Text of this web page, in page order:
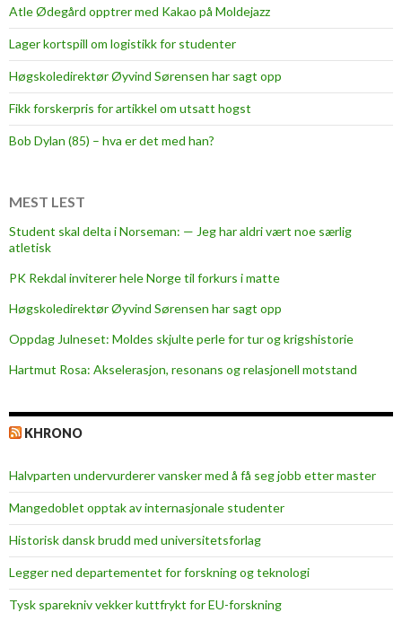
o
f
X
Atle Ødegård opptrer med Kakao på Moldejazz
Lager kortspill om logistikk for studenter
Høgskoledirektør Øyvind Sørensen har sagt opp
Fikk forskerpris for artikkel om utsatt hogst
Bob Dylan (85) – hva er det med han?
MEST LEST
Student skal delta i Norseman: — Jeg har aldri vært noe særlig
atletisk
PK Rekdal inviterer hele Norge til forkurs i matte
Høgskoledirektør Øyvind Sørensen har sagt opp
Oppdag Julneset: Moldes skjulte perle for tur og krigshistorie
Hartmut Rosa: Akselerasjon, resonans og relasjonell motstand
KHRONO
Halvparten undervurderer vansker med å få seg jobb etter master
Mangedoblet opptak av internasjonale studenter
Historisk dansk brudd med universitetsforlag
Legger ned departementet for forskning og teknologi
Tysk sparekniv vekker kuttfrykt for EU-forskning